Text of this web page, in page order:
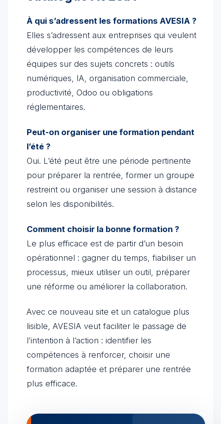
À qui s’adressent les formations AVESIA ?
Elles s’adressent aux entreprises qui veulent
développer les compétences de leurs
équipes sur des sujets concrets : outils
numériques, IA, organisation commerciale,
productivité, Odoo ou obligations
réglementaires.
Peut-on organiser une formation pendant
l’été ?
Oui. L’été peut être une période pertinente
pour préparer la rentrée, former un groupe
restreint ou organiser une session à distance
selon les disponibilités.
Comment choisir la bonne formation ?
Le plus efficace est de partir d’un besoin
opérationnel : gagner du temps, fiabiliser un
processus, mieux utiliser un outil, préparer
une réforme ou améliorer la collaboration.
Avec ce nouveau site et un catalogue plus
lisible, AVESIA veut faciliter le passage de
l’intention à l’action : identifier les
compétences à renforcer, choisir une
formation adaptée et préparer une rentrée
plus efficace.